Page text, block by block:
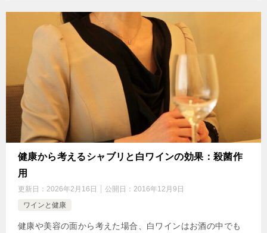
健康から考えるシャブリと白ワインの効果：殺菌作
用
更新日： 2026年2月16日 公開日： 2016年12月9日
ワインと健康
健康や美容の面から考えた場合、白ワインはお酒の中でも